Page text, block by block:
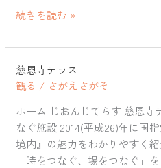
江
公
続きを読む »
慈恩寺テラス
観る / さがえさがそ
ホーム じおんじてらす 慈恩寺
なぐ施設 2014(平成26)年に国
境内』の魅力をわかりやすく
「時をつなぐ、場をつなぐ」
慈
恩
テ
ラ
ス